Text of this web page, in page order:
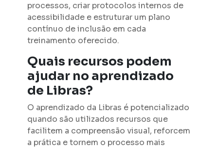
processos, criar protocolos internos de
acessibilidade e estruturar um plano
contínuo de inclusão em cada
treinamento oferecido.
Quais recursos podem
ajudar no aprendizado
de Libras?
O aprendizado da Libras é potencializado
quando são utilizados recursos que
facilitem a compreensão visual, reforcem
a prática e tornem o processo mais